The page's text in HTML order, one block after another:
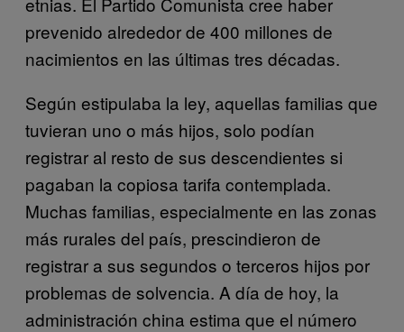
prevenido alrededor de 400 millones de
nacimientos en las últimas tres décadas.
Según estipulaba la ley, aquellas familias que
tuvieran uno o más hijos, solo podían
registrar al resto de sus descendientes si
pagaban la copiosa tarifa contemplada.
Muchas familias, especialmente en las zonas
más rurales del país, prescindieron de
registrar a sus segundos o terceros hijos por
problemas de solvencia. A día de hoy, la
administración china estima que el número